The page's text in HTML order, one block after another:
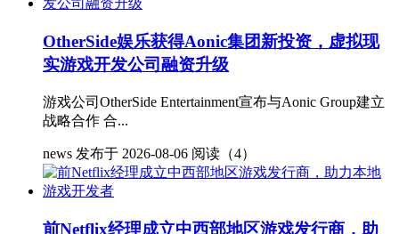
OtherSide娱乐获得Aonic集团新投资，虚拟现
实游戏开发公司融资升级
游戏公司OtherSide Entertainment宣布与Aonic Group建立
战略合作 合...
news 发布于 2026-08-06 阅读（4）
前Netflix经理成立中西部地区游戏发行商，助